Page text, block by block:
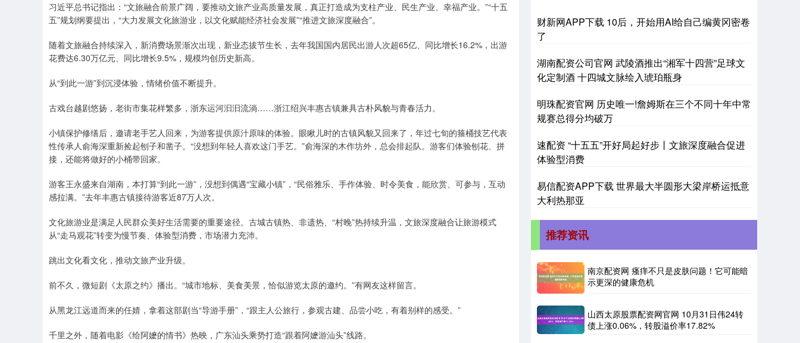
习近平总书记指出：“文旅融合前景广阔，要推动文旅产业高质量发展，真正打造成为支柱产业、民生产业、幸福产业。”“十五
五”规划纲要提出，“大力发展文化旅游业，以文化赋能经济社会发展”“推进文旅深度融合”。
随着文旅融合持续深入，新消费场景渐次出现，新业态拔节生长，去年我国国内居民出游人次超65亿、同比增长16.2%，出游
花费达6.30万亿元、同比增长9.5%，规模均创历史新高。
从“到此一游”到沉浸体验，情绪价值不断提升。
古戏台越剧悠扬，老街市集花样繁多，浙东运河汩汩流淌……浙江绍兴丰惠古镇兼具古朴风貌与青春活力。
小镇保护修缮后，邀请老手艺人回来，为游客提供原汁原味的体验。眼瞅儿时的古镇风貌又回来了，年过七旬的箍桶技艺代表
性传承人俞海深重新捡起刨子和凿子。“没想到年轻人喜欢这门手艺。”俞海深的木作坊外，总会排起队。游客们体验刨花、拼
接，还能将做好的小桶带回家。
游客王永盛来自湖南，本打算“到此一游”，没想到偶遇“宝藏小镇”，“民俗雅乐、手作体验、时令美食，能欣赏、可参与，互动
感拉满。”去年丰惠古镇接待游客近87万人次。
文化旅游业是满足人民群众美好生活需要的重要途径。古城古镇热、非遗热、“村晚”热持续升温，文旅深度融合让旅游模式
从“走马观花”转变为慢节奏、体验型消费，市场潜力充沛。
跳出文化看文化，推动文旅产业升级。
前不久，微短剧《太原之约》播出。“城市地标、美食美景，恰似游览太原的邀约。”有网友这样留言。
从黑龙江远道而来的任婧，拿着这部剧当“导游手册”，“跟主人公旅行，参观古建、品尝小吃，有着别样的感受。”
千里之外，随着电影《给阿嬷的情书》热映，广东汕头乘势打造“跟着阿嬷游汕头”线路。
财新网APP下载 10后，开始用AI给自己编黄冈密卷
了
湖南配资公司官网 武陵酒推出“湘军十四营”足球文
化定制酒 十四城文脉绘入琥珀瓶身
明珠配资官网 历史唯一!詹姆斯在三个不同十年中常
规赛总得分均破万
速配资 “十五五”开好局起好步丨文旅深度融合促进
体验型消费
易信配资APP下载 世界最大半圆形大梁岸桥运抵意
大利热那亚
推荐资讯
南京配资网 瘙痒不只是皮肤问题！它可能暗
示更深的健康危机
山西太原股票配资网官网 10月31日伟24转
债上涨0.06%，转股溢价率17.82%